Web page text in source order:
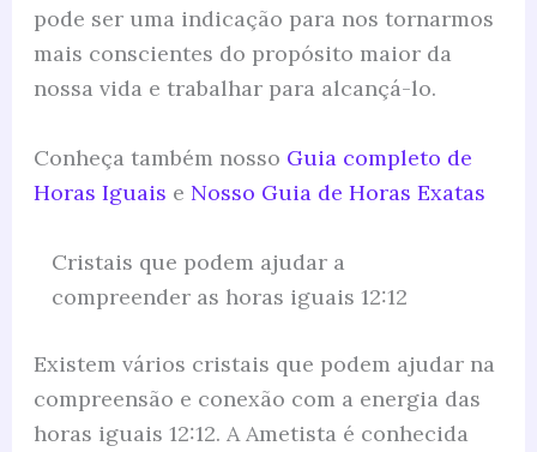
pode ser uma indicação para nos tornarmos
mais conscientes do propósito maior da
nossa vida e trabalhar para alcançá-lo.
Conheça também nosso Guia completo de
Horas Iguais e Nosso Guia de Horas Exatas
Cristais que podem ajudar a
compreender as horas iguais 12:12
Existem vários cristais que podem ajudar na
compreensão e conexão com a energia das
horas iguais 12:12. A Ametista é conhecida